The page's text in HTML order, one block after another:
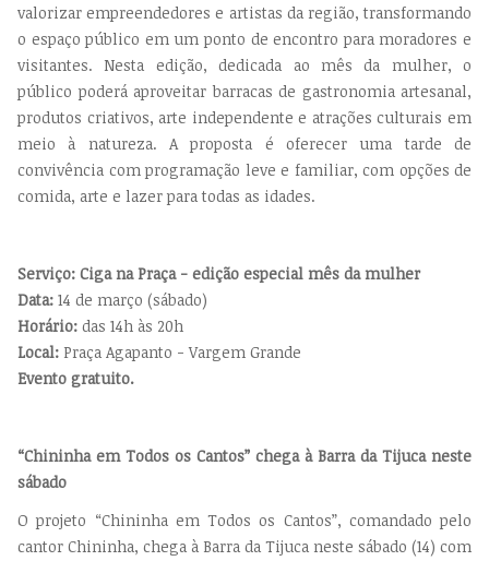
valorizar empreendedores e artistas da região, transformando
o espaço público em um ponto de encontro para moradores e
visitantes. Nesta edição, dedicada ao mês da mulher, o
público poderá aproveitar barracas de gastronomia artesanal,
produtos criativos, arte independente e atrações culturais em
meio à natureza. A proposta é oferecer uma tarde de
convivência com programação leve e familiar, com opções de
comida, arte e lazer para todas as idades.
Serviço: Ciga na Praça - edição especial mês da mulher
Data: 14 de março (sábado)
Horário: das 14h às 20h
Local: Praça Agapanto - Vargem Grande
Evento gratuito.
“Chininha em Todos os Cantos” chega à Barra da Tijuca neste
sábado
O projeto “Chininha em Todos os Cantos”, comandado pelo
cantor Chininha, chega à Barra da Tijuca neste sábado (14) com